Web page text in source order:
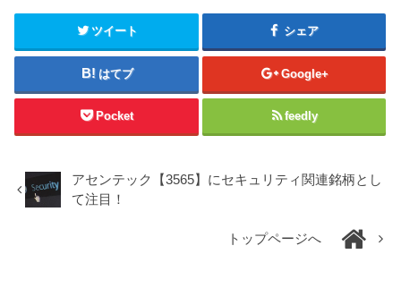
ツイート シェア
はてブ Google+
Pocket feedly
アセンテック【3565】にセキュリティ関連銘柄とし
て注目！
トップページへ